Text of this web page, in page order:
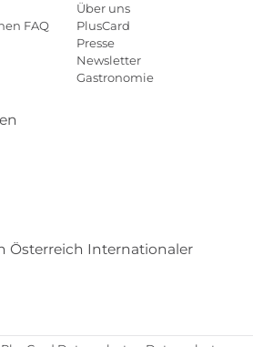
FAQ
Über uns
PlusCard
Presse
Newsletter
Gastronomie
Österreich Internationaler